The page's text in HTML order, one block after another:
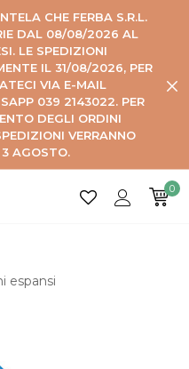
CHE FERBA S.R.L.
DAL 08/08/2026 AL
LE SPEDIZIONI
IL 31/08/2026, PER
VIA E-MAIL
039 2143022. PER
DEGLI ORDINI
VERRANNO
3 AGOSTO.
0
espansi